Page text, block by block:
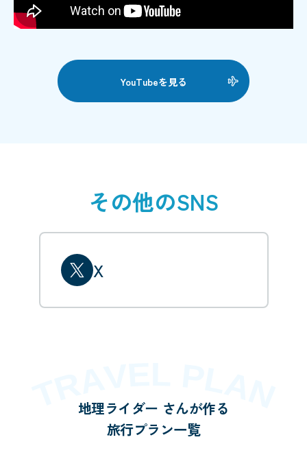
YouTubeを見る
その他のSNS
X
地理ライダー さんが作る
旅行プラン一覧